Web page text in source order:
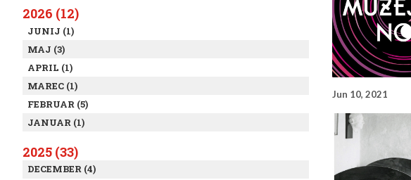
2026 (12)
JUNIJ (1)
MAJ (3)
APRIL (1)
MAREC (1)
FEBRUAR (5)
JANUAR (1)
2025 (33)
DECEMBER (4)
Jun 10, 2021